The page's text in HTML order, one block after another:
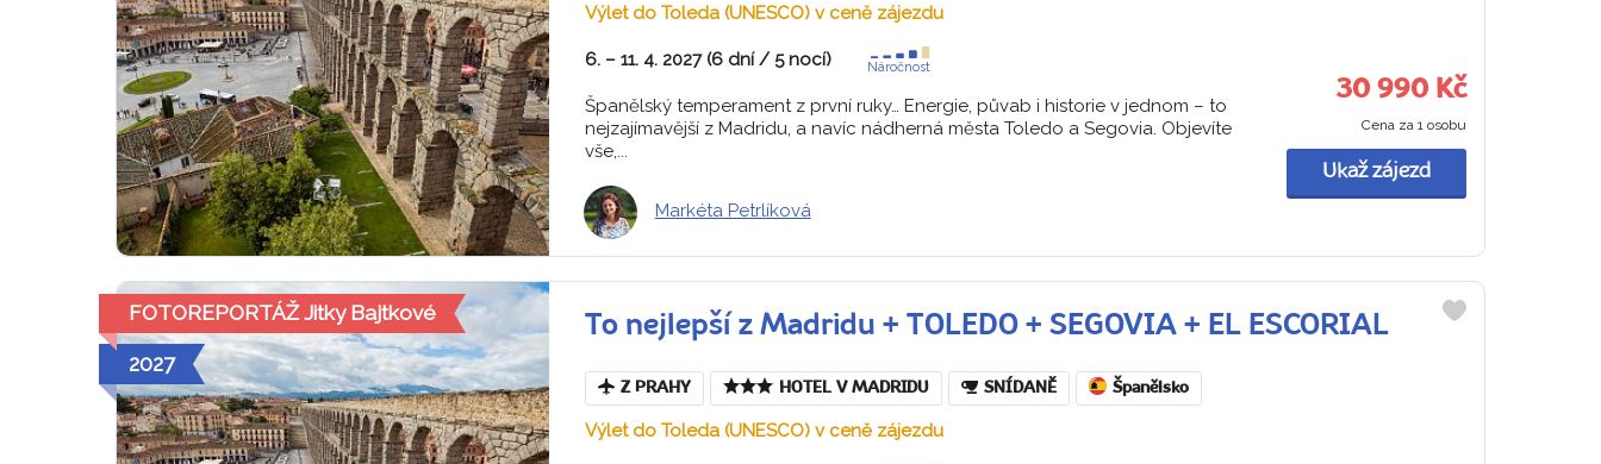
Výlet do Toleda (UNESCO) v ceně zájezdu
6. – 11. 4. 2027 (6 dní / 5 nocí) Náročnost
Španělský temperament z první ruky… Energie, půvab i historie v jednom – to
nejzajímavější z Madridu, a navíc nádherná města Toledo a Segovia. Objevíte
vše,...
Markéta Petrlíková
30 990 Kč
Cena za 1 osobu
Ukaž zájezd
FOTOREPORTÁŽ Jitky Bajtkové
2027
To nejlepší z Madridu + TOLEDO + SEGOVIA + EL ESCORIAL
Z PRAHY HOTEL V MADRIDU SNÍDANĚ Španělsko
Výlet do Toleda (UNESCO) v ceně zájezdu